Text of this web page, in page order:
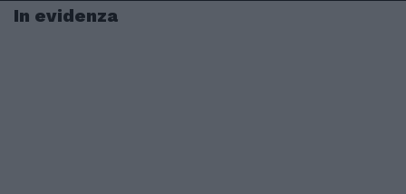
In evidenza